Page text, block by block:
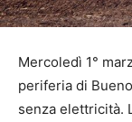
Mercoledì 1°
periferia di
senza elettricità.